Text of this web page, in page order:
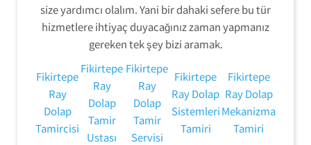
size yardımcı olalım. Yani bir dahaki sefere bu tür
hizmetlere ihtiyaç duyacağınız zaman yapmanız
gereken tek şey bizi aramak.
Fikirtepe
Ray
Dolap
Tamircisi
Fikirtepe
Ray
Dolap
Tamir
Ustası
Fikirtepe
Ray
Dolap
Tamir
Servisi
Fikirtepe
Ray Dolap
Sistemleri
Tamiri
Fikirtepe
Ray Dolap
Mekanizma
Tamiri